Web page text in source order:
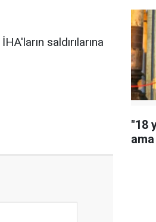
saldırılarına
"18